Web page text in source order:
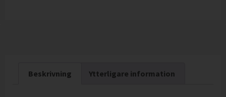
Beskrivning Ytterligare information